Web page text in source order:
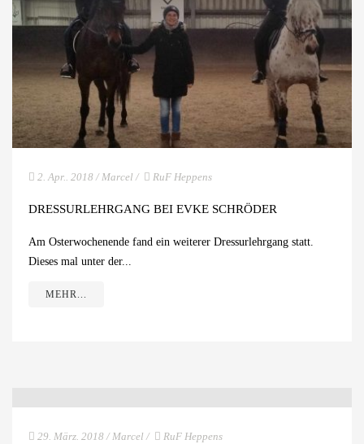
2. Apr.. 2018 / Marcel / RuF Heppens
DRESSURLEHRGANG BEI EVKE SCHRÖDER
Am Osterwochenende fand ein weiterer Dressurlehrgang statt.
Dieses mal unter der...
MEHR...
29. März. 2018 / Marcel / RuF Heppens